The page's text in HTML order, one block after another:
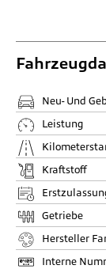
Neu- Und
Leistung
Kraftstoff
Getriebe
Hersteller
Interne